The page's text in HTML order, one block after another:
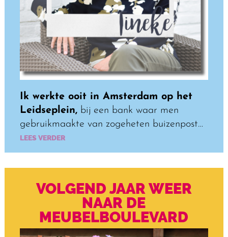
Ik werkte ooit in Amsterdam op het
Leidseplein,bij een bank waar men
gebruikmaakte van zogeheten buizenpost…
LEES VERDER
VOLGEND JAAR WEER
NAAR DE
MEUBELBOULEVARD